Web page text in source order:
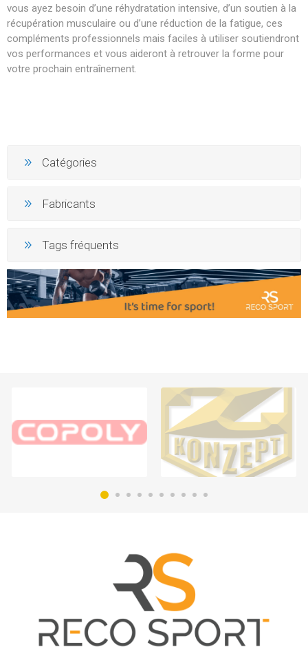
vous ayez besoin d’une réhydratation intensive, d’un soutien à la
récupération musculaire ou d’une réduction de la fatigue, ces
compléments professionnels mais faciles à utiliser soutiendront
vos performances et vous aideront à retrouver la forme pour
votre prochain entraînement.
Catégories
Fabricants
Tags fréquents